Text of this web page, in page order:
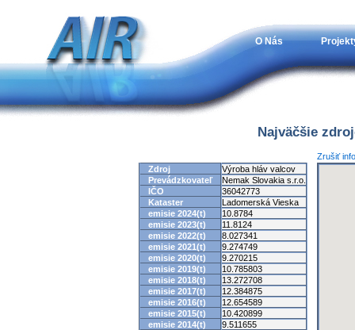
O Nás
Najväčšie
Zrušiť
Zdroj
Výroba hláv valcov
Prevádzkovateľ
Nemak Slovakia s.r.o.
IČO
36042773
Kataster
Ladomerská Vieska
emisie 2024(t)
10.8784
emisie 2023(t)
11.8124
emisie 2022(t)
8.027341
emisie 2021(t)
9.274749
emisie 2020(t)
9.270215
emisie 2019(t)
10.785803
emisie 2018(t)
13.272708
emisie 2017(t)
12.384875
emisie 2016(t)
12.654589
emisie 2015(t)
10.420899
emisie 2014(t)
9.511655